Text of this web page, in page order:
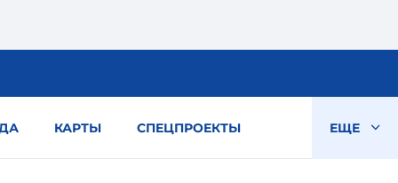
КАРТЫ СПЕЦПРОЕКТЫ ЕЩЕ